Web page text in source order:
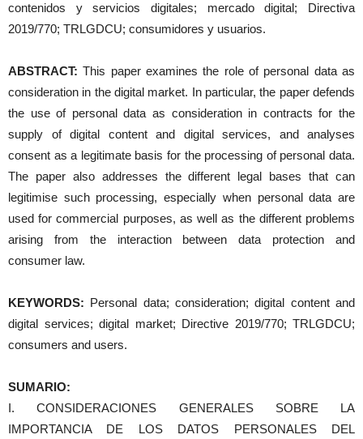
contenidos y servicios digitales; mercado digital; Directiva
2019/770; TRLGDCU; consumidores y usuarios.
ABSTRACT: This paper examines the role of personal data as
consideration in the digital market. In particular, the paper defends
the use of personal data as consideration in contracts for the
supply of digital content and digital services, and analyses
consent as a legitimate basis for the processing of personal data.
The paper also addresses the different legal bases that can
legitimise such processing, especially when personal data are
used for commercial purposes, as well as the different problems
arising from the interaction between data protection and
consumer law.
KEYWORDS: Personal data; consideration; digital content and
digital services; digital market; Directive 2019/770; TRLGDCU;
consumers and users.
SUMARIO:
I. CONSIDERACIONES GENERALES SOBRE LA
IMPORTANCIA DE LOS DATOS PERSONALES DEL